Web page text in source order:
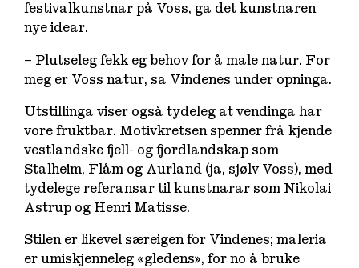
festivalkunstnar på Voss, ga det kunstnaren
nye idear.
– Plutseleg fekk eg behov for å male natur. For
meg er Voss natur, sa Vindenes under opninga.
Utstillinga viser også tydeleg at vendinga har
vore fruktbar. Motivkretsen spenner frå kjende
vestlandske fjell- og fjordlandskap som
Stalheim, Flåm og Aurland (ja, sjølv Voss), med
tydelege referansar til kunstnarar som Nikolai
Astrup og Henri Matisse.
Stilen er likevel særeigen for Vindenes; maleria
er umiskjenneleg «gledens», for no å bruke